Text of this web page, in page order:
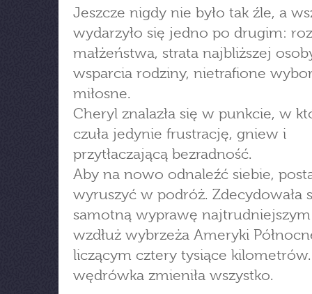
Jeszcze nigdy nie było tak źle, a
wydarzyło się jedno po drugim:
małżeństwa, strata najbliższej
wsparcia rodziny, nietrafione
miłosne.
Cheryl znalazła się w punkcie, w
czuła jedynie frustrację, gniew i
przytłaczającą bezradność.
Aby na nowo odnaleźć siebie,
wyruszyć w podróż. Zdecydowała
samotną wyprawę
wzdłuż wybrzeża Ameryki
liczącym cztery tysiące
wędrówka zmieniła wszystko.